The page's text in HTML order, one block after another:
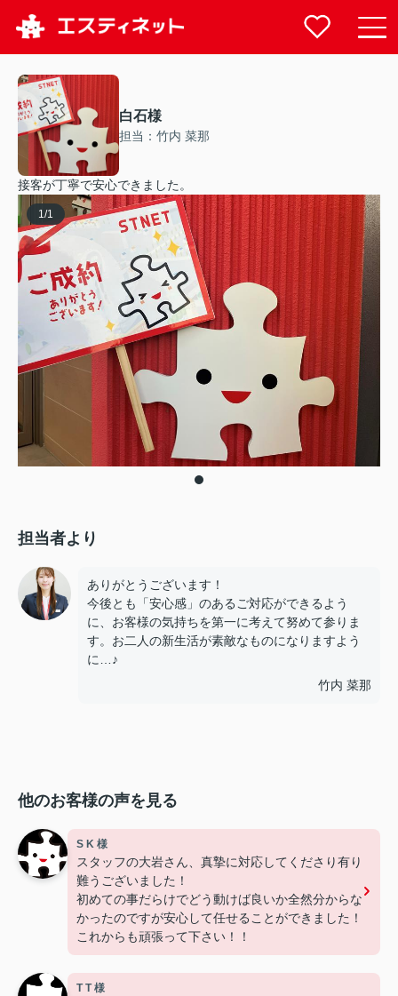
白石様
担当：竹内 菜那
接客が丁寧で安心できました。
1 /1
担当者より
ありがとうございます！
今後とも「安心感」のあるご対応ができるよう
に、お客様の気持ちを第一に考えて努めて参りま
す。お二人の新生活が素敵なものになりますよう
に…♪
竹内 菜那
他のお客様の声を見る
S K 様
スタッフの大岩さん、真摯に対応してくださり有り
難うございました！
初めての事だらけでどう動けば良いか全然分からな
かったのですが安心して任せることができました！
これからも頑張って下さい！！
T T 様